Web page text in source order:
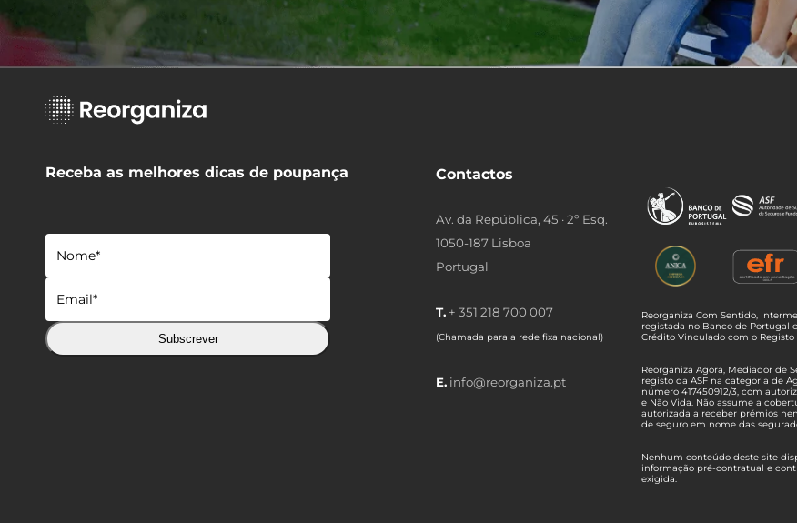
Receba as melhores dicas de poupança
Subscrever
Contactos
Av. da República, 45 · 2º Esq.
1050-187 Lisboa
Portugal
T. + 351 218 700 007
(Chamada para a rede fixa nacional)
E. info@reorganiza.pt
Reorganiza Com Sentido,
registada no Banco de Portugal
Crédito Vinculado com o
Reorganiza Agora, Mediador de
registo da ASF na categoria de
número 417450912/3, com
e Não Vida. Não assume a
autorizada a receber prémios
de seguro em nome das
Nenhum conteúdo deste site
informação pré-contratual e
exigida.